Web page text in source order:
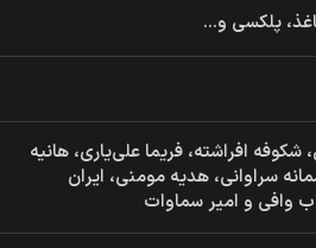
پلکسی و...
شکوفه افراشته، فریما علی‌یاری، هانیه
سراوانی، هدیه مومنی، ایران
وافی و امیر سماوات